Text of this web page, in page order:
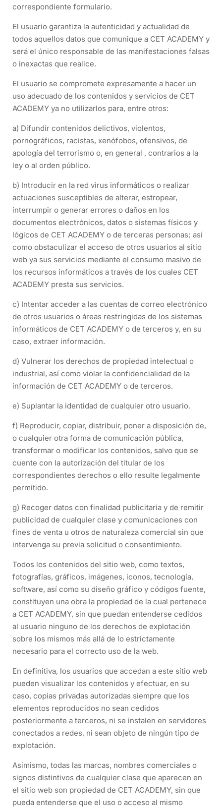
correspondiente formulario.
El usuario garantiza la autenticidad y actualidad de
todos aquellos datos que comunique a CET ACADEMY y
será el único responsable de las manifestaciones falsas
o inexactas que realice.
El usuario se compromete expresamente a hacer un
uso adecuado de los contenidos y servicios de CET
ACADEMY ya no utilizarlos para, entre otros:
a) Difundir contenidos delictivos, violentos,
pornográficos, racistas, xenófobos, ofensivos, de
apología del terrorismo o, en general , contrarios a la
ley o al orden público.
b) Introducir en la red virus informáticos o realizar
actuaciones susceptibles de alterar, estropear,
interrumpir o generar errores o daños en los
documentos electrónicos, datos o sistemas físicos y
lógicos de CET ACADEMY o de terceras personas; así
como obstaculizar el acceso de otros usuarios al sitio
web ya sus servicios mediante el consumo masivo de
los recursos informáticos a través de los cuales CET
ACADEMY presta sus servicios.
c) Intentar acceder a las cuentas de correo electrónico
de otros usuarios o áreas restringidas de los sistemas
informáticos de CET ACADEMY o de terceros y, en su
caso, extraer información.
d) Vulnerar los derechos de propiedad intelectual o
industrial, así como violar la confidencialidad de la
información de CET ACADEMY o de terceros.
e) Suplantar la identidad de cualquier otro usuario.
f) Reproducir, copiar, distribuir, poner a disposición de,
o cualquier otra forma de comunicación pública,
transformar o modificar los contenidos, salvo que se
cuente con la autorización del titular de los
correspondientes derechos o ello resulte legalmente
permitido.
g) Recoger datos con finalidad publicitaria y de remitir
publicidad de cualquier clase y comunicaciones con
fines de venta u otros de naturaleza comercial sin que
intervenga su previa solicitud o consentimiento.
Todos los contenidos del sitio web, como textos,
fotografías, gráficos, imágenes, iconos, tecnología,
software, así como su diseño gráfico y códigos fuente,
constituyen una obra la propiedad de la cual pertenece
a CET ACADEMY, sin que puedan entenderse cedidos
al usuario ninguno de los derechos de explotación
sobre los mismos más allá de lo estrictamente
necesario para el correcto uso de la web.
En definitiva, los usuarios que accedan a este sitio web
pueden visualizar los contenidos y efectuar, en su
caso, copias privadas autorizadas siempre que los
elementos reproducidos no sean cedidos
posteriormente a terceros, ni se instalen en servidores
conectados a redes, ni sean objeto de ningún tipo de
explotación.
Asimismo, todas las marcas, nombres comerciales o
signos distintivos de cualquier clase que aparecen en
el sitio web son propiedad de CET ACADEMY, sin que
pueda entenderse que el uso o acceso al mismo